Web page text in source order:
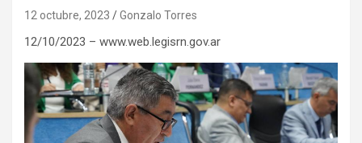
12 octubre, 2023 Gonzalo Torres
12/10/2023 – www.web.legisrn.gov.ar